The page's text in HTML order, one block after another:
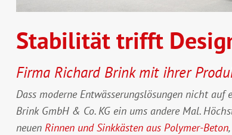
Stabilität trifft
Firma Richard Brink mit ihrer
Dass moderne Entwässerungslösungen nicht
Brink GmbH & Co. KG ein ums andere Mal.
neuen Rinnen und Sinkkästen aus Polymer-Beton